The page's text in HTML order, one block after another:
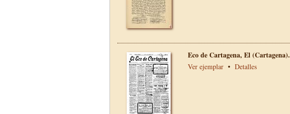
Eco de Cartagena, El (Cartagena).
Ver ejemplar • Detalles